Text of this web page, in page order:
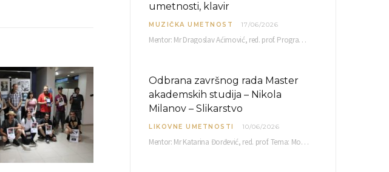
umetnosti, klavir
MUZIČKA UMETNOST 17/06/2026
Mentor: Mr Dragoslav Aćimović, red. prof. Program: L. Van Betoven: Sonata op. 31 br. 2 u…
Odbrana završnog rada Master
akademskih studija – Nikola
Milanov – Slikarstvo
LIKOVNE UMETNOSTI 10/06/2026
Mentor: Mr Katarina Đorđević, red. prof. Tema: Monolog emocija Sreda, 17. 06. 2026. u 15:30 sati Sala br. 12 Fakulteta umetnosti u Nišu, Kneginje…